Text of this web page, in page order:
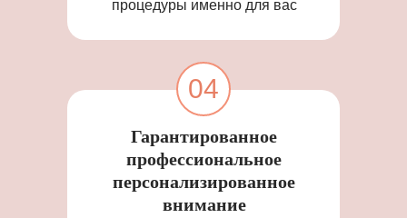
процедуры именно для вас
Гарантированное
профессиональное
персонализированное
внимание
04